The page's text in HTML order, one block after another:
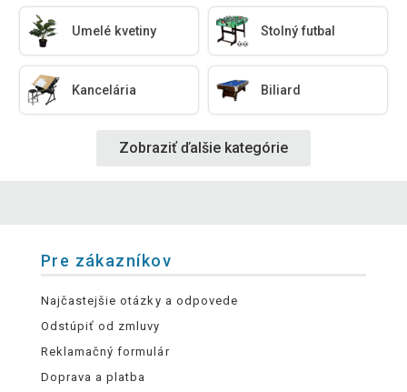
Umelé kvetiny Stolný futbal
Kancelária Biliard
Zobraziť ďalšie kategórie
Pre zákazníkov
Najčastejšie otázky a odpovede
Odstúpiť od zmluvy
Reklamačný formulár
Doprava a platba